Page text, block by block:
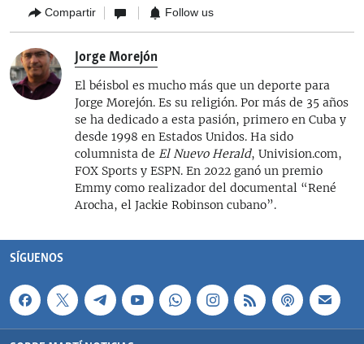
Compartir Follow us
Jorge Morejón
El béisbol es mucho más que un deporte para
Jorge Morejón. Es su religión. Por más de 35 años
se ha dedicado a esta pasión, primero en Cuba y
desde 1998 en Estados Unidos. Ha sido
columnista de El Nuevo Herald, Univision.com,
FOX Sports y ESPN. En 2022 ganó un premio
Emmy como realizador del documental “René
Arocha, el Jackie Robinson cubano”.
SÍGUENOS